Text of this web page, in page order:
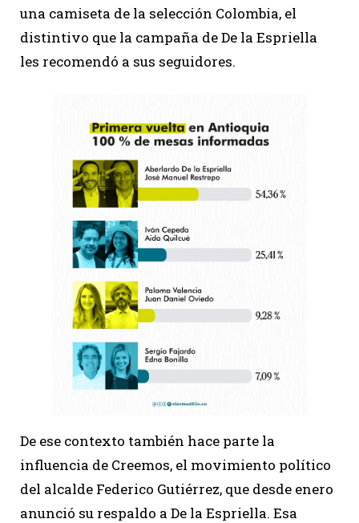
una camiseta de la selección Colombia, el
distintivo que la campaña de De la Espriella
les recomendó a sus seguidores.
De ese contexto también hace parte la
influencia de Creemos, el movimiento político
del alcalde Federico Gutiérrez, que desde enero
anunció su respaldo a De la Espriella. Esa